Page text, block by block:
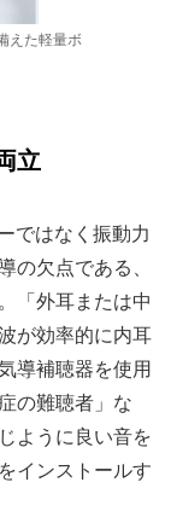
えた軽量ボ
立
ではなく振動力
の欠点である、
「外耳または中
が効率的に内耳
導補聴器を使用
の難聴者」な
ように良い音を
インストールす